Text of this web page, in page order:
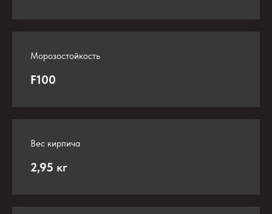
Морозостойкость
F100
Вес кирпича
2,95 кг